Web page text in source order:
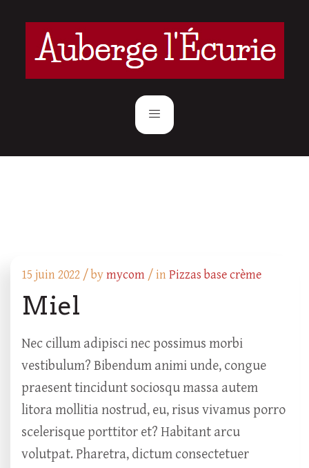
15 juin 2022 /bymycom / inPizzas base crème
Miel
Nec cillum adipisci nec possimus morbi
vestibulum? Bibendum animi unde, congue
praesent tincidunt sociosqu massa autem
litora mollitia nostrud, eu, risus vivamus porro
scelerisque porttitor et? Habitant arcu
volutpat. Pharetra, dictum consectetuer